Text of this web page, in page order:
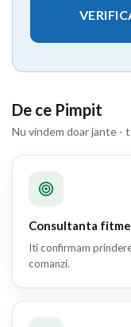
De ce Pimpit
Nu vindem doar jante -
Consultanta
Iti confirmam
comanzi.